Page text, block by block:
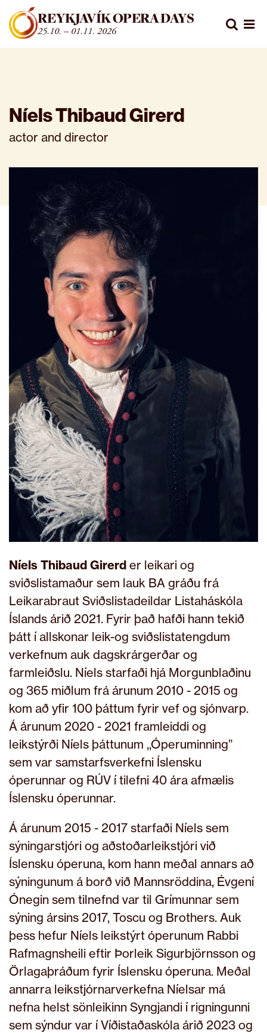
Fara beint í efni
REYKJAVÍK OPERA DAYS
25.10. – 01.11. 2026
Leita
Níels Thibaud Girerd
actor and director
Níels Thibaud Girerd er leikari og
sviðslistamaður sem lauk BA gráðu frá
Leikarabraut Sviðslistadeildar Listaháskóla
Íslands árið 2021. Fyrir það hafði hann tekið
þátt í allskonar leik-og sviðslistatengdum
verkefnum auk dagskrárgerðar og
farmleiðslu. Níels starfaði hjá Morgunblaðinu
og 365 miðlum frá árunum 2010 - 2015 og
kom að yfir 100 þáttum fyrir vef og sjónvarp.
Á árunum 2020 - 2021 framleiddi og
leikstýrði Níels þáttunum ,,Óperuminning”
sem var samstarfsverkefni Íslensku
óperunnar og RÚV í tilefni 40 ára afmælis
Íslensku óperunnar.
Á árunum 2015 - 2017 starfaði Níels sem
sýningarstjóri og aðstoðarleikstjóri við
Íslensku óperuna, kom hann meðal annars að
sýningunum á borð við Mannsröddina, Évgení
Ónegin sem tilnefnd var til Grímunnar sem
sýning ársins 2017, Toscu og Brothers. Auk
þess hefur Níels leikstýrt óperunum Rabbi
Rafmagnsheili eftir Þorleik Sigurbjörnsson og
Örlagaþráðum fyrir Íslensku óperuna. Meðal
annarra leikstjórnarverkefna Níelsar má
nefna helst sönleikinn Syngjandi í rigningunni
sem sýndur var í Víðistaðaskóla árið 2023 og